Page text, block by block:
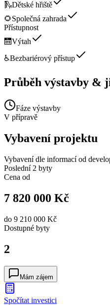
🛝Dětské hřiště
🌻Společná zahrada
Přístupnost
🛗Výtah
♿Bezbariérový přístup
Průběh výstavby &
Fáze výstavby
V přípravě
Vybavení projektu
Vybavení dle informací od
Poslední 2 byty
Cena od
7 820 000 Kč
do 9 210 000 Kč
Dostupné byty
2
Mám zájem
Spočítat investici